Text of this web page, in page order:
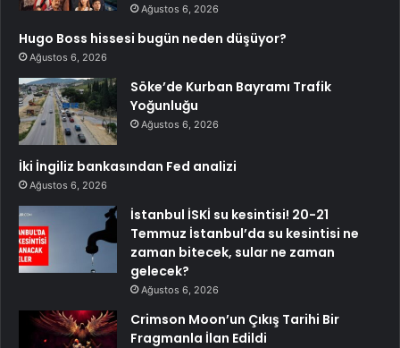
Ağustos 6, 2026
Hugo Boss hissesi bugün neden düşüyor?
Ağustos 6, 2026
Söke’de Kurban Bayramı Trafik
Yoğunluğu
Ağustos 6, 2026
İki İngiliz bankasından Fed analizi
Ağustos 6, 2026
İstanbul İSKİ su kesintisi! 20-21
Temmuz İstanbul’da su kesintisi ne
zaman bitecek, sular ne zaman
gelecek?
Ağustos 6, 2026
Crimson Moon’un Çıkış Tarihi Bir
Fragmanla İlan Edildi